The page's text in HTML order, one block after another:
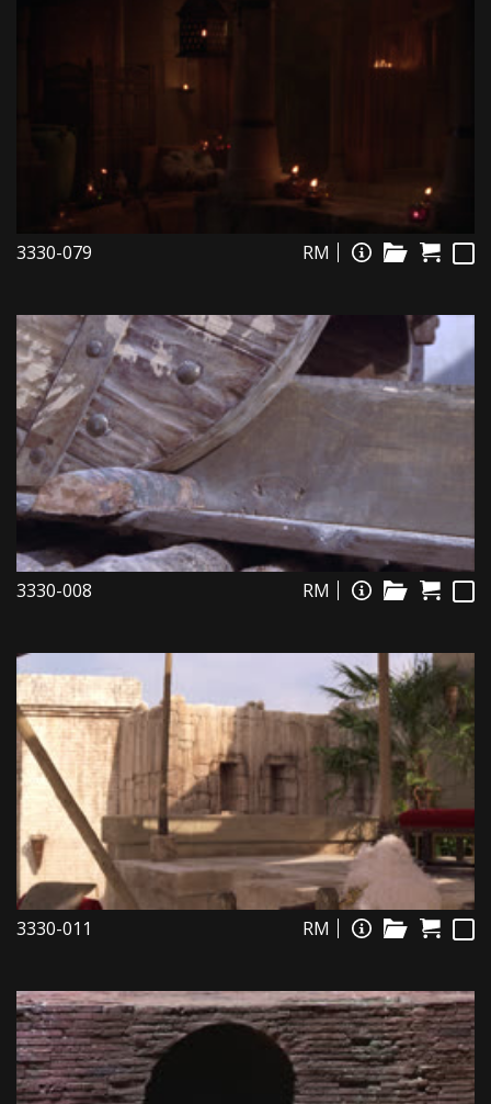
3330-079 RM
3330-008 RM
3330-011 RM